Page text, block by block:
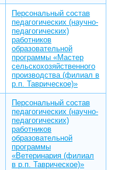
Персональный состав
педагогических (научно-
педагогических)
работников
образовательной
программы «Мастер
сельскохозяйственного
производства (филиал в
р.п. Таврическое)»
Персональный состав
педагогических (научно-
педагогических)
работников
образовательной
программы
«Ветеринария (филиал
в р.п. Таврическое)»